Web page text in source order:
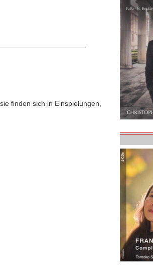
finden sich in Einspielungen,